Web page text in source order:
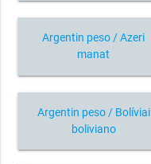
Argentin peso / Azeri
manat
Argentin peso / Bolíviai
boliviano